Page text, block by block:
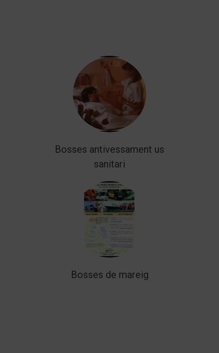
Bosses antivessament us
sanitari
Bosses de mareig